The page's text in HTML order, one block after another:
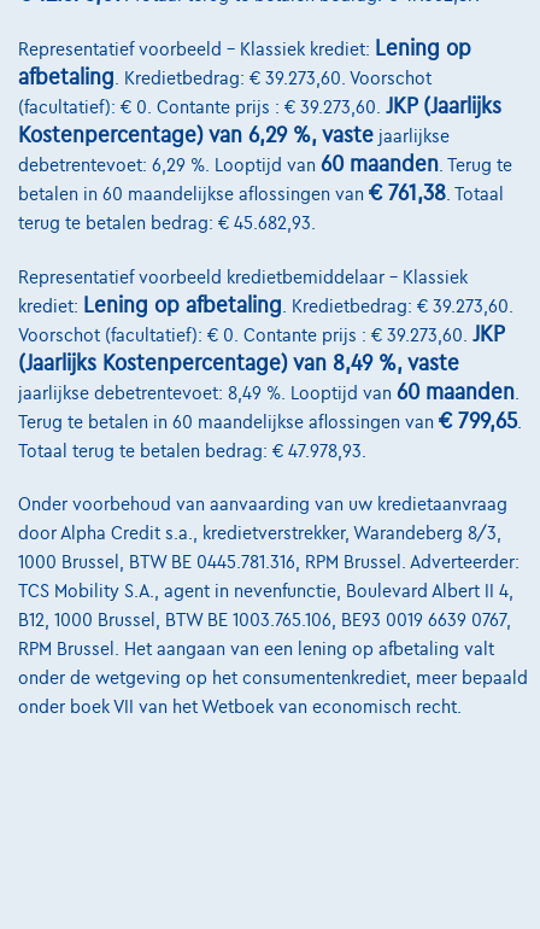
Ontdek het volledige cijfervoorbeeld
8830 Hooglede, Dex Hooglede
Vergelijk
Bekijk wagen
Mercedes-Benz GLE 350
de 4M Airsusp Burmester 360° 22'Wheels PanoRoof
08/2023
44.022 km Hybride 143 kW ( 192 PK )
Representatief voorbeeld – Klassiek krediet: Lening op
afbetaling . Kredietbedrag: € 39.273,60. Voorschot
(facultatief): € 0. Contante prijs : € 39.273,60. JKP (Jaarlijks
Kostenpercentage) van 6,29 %, vaste jaarlijkse
debetrentevoet: 6,29 %. Looptijd van 60 maanden . Terug te
betalen in 60 maandelijkse aflossingen van € 761,38 . Totaal
terug te betalen bedrag: € 45.682,93.
Representatief voorbeeld kredietbemiddelaar – Klassiek
krediet: Lening op afbetaling . Kredietbedrag: € 39.273,60.
Voorschot (facultatief): € 0. Contante prijs : € 39.273,60. JKP
(Jaarlijks Kostenpercentage) van 8,49 %, vaste
jaarlijkse debetrentevoet: 8,49 %. Looptijd van 60 maanden
Terug te betalen in 60 maandelijkse aflossingen van € 799,65.
Totaal terug te betalen bedrag: € 47.978,93.
Onder voorbehoud van aanvaarding van uw kredietaanvraag
door Alpha Credit s.a., kredietverstrekker, Warandeberg 8/3,
1000 Brussel, BTW BE 0445.781.316, RPM Brussel. Adverteerder:
TCS Mobility S.A., agent in nevenfunctie, Boulevard Albert II 4,
B12, 1000 Brussel, BTW BE 1003.765.106, BE93 0019 6639 0767,
RPM Brussel. Het aangaan van een lening op afbetaling valt
onder de wetgeving op het consumentenkrediet, meer bepaald
onder boek VII van het Wetboek van economisch recht.